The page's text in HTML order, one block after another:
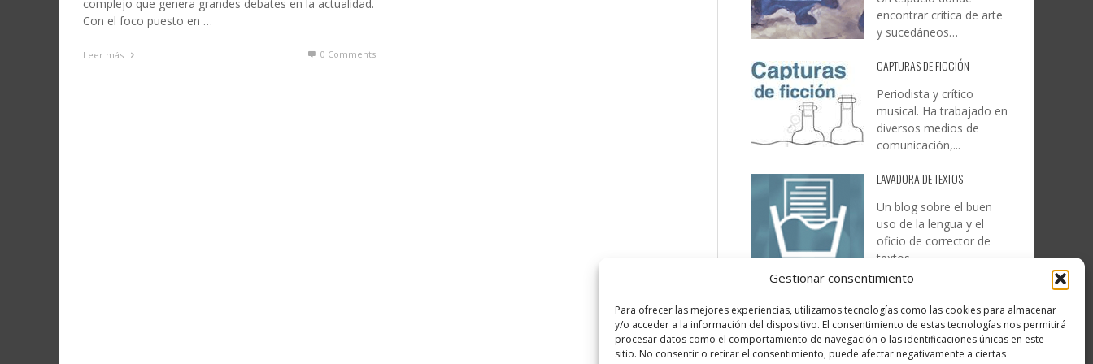
Gestionar consentimiento
Para ofrecer las mejores experiencias, utilizamos tecnologías como las cookies para almacenar
y/o acceder a la información del dispositivo. El consentimiento de estas tecnologías nos permitirá
procesar datos como el comportamiento de navegación o las identificaciones únicas en este
sitio. No consentir o retirar el consentimiento, puede afectar negativamente a ciertas
complejo que genera grandes debates en la actualidad.
Con el foco puesto en …
Leer más 0 Comments
encontrar crítica de arte
y sucedáneos…
CAPTURAS DE FICCIÓN
Periodista y crítico
musical. Ha trabajado en
diversos medios de
comunicación,...
LAVADORA DE TEXTOS
Un blog sobre el buen
uso de la lengua y el
oficio de corrector de
textos…
…la realidad, es que cada
día es más complicado
realizar esos temas…